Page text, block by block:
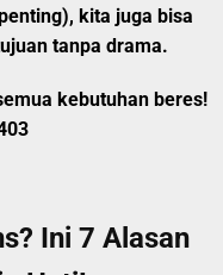
kita juga bisa
tanpa drama.
kebutuhan beres!
Ini 7 Alasan